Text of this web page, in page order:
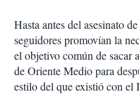
Hasta antes del asesinato de
seguidores promovían la
el objetivo común de sacar
de Oriente Medio para
estilo del que existió con el